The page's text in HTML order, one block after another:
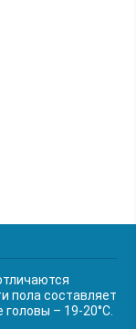
пола составляет
головы – 19-20°С.